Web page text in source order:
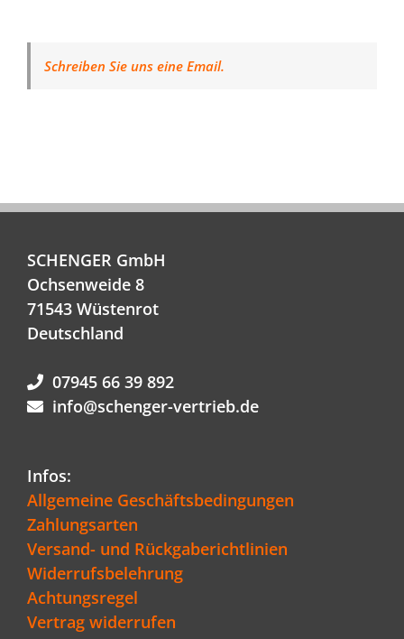
Schreiben Sie uns eine Email.
SCHENGER GmbH
Ochsenweide 8
71543 Wüstenrot
Deutschland
07945 66 39 892
info@schenger-vertrieb.de
Infos:
Allgemeine Geschäftsbedingungen
Zahlungsarten
Versand- und Rückgaberichtlinien
Widerrufsbelehrung
Achtungsregel
Vertrag widerrufen